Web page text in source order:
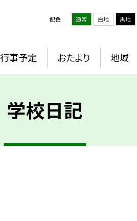
配色 通常 白地 黒地
行事予定 おたより 地域
学校日記